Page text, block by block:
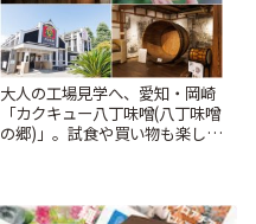
大人の工場見学へ、愛知・岡崎
「カクキュー八丁味噌(八丁味噌
の郷)」。試食や買い物も楽しみ